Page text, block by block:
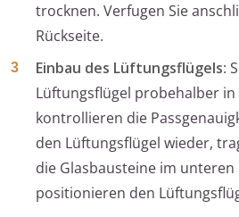
trocknen. Verfugen Sie
Rückseite.
Einbau des Lüftungsflügels:
Lüftungsflügel probehalber
kontrollieren die
den Lüftungsflügel wieder,
die Glasbausteine im
positionieren den